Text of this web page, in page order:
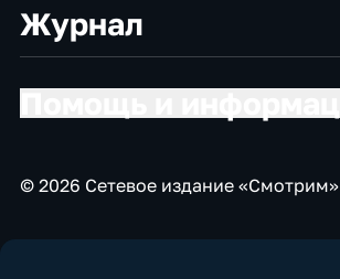
Журнал
© 2026 Сетевое издание «Смотрим»